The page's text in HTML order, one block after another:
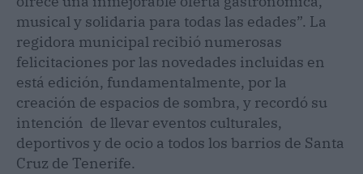
musical y solidaria para todas las edades”. La
regidora municipal recibió numerosas
felicitaciones por las novedades incluidas en
está edición, fundamentalmente, por la
creación de espacios de sombra, y recordó su
intención de llevar eventos culturales,
deportivos y de ocio a todos los barrios de Santa
Cruz de Tenerife.